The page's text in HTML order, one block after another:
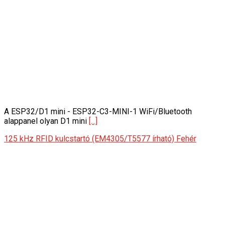
A ESP32/D1 mini - ESP32-C3-MINI-1 WiFi/Bluetooth
alappanel olyan D1 mini [...]
125 kHz RFID kulcstartó (EM4305/T5577 írható) Fehér